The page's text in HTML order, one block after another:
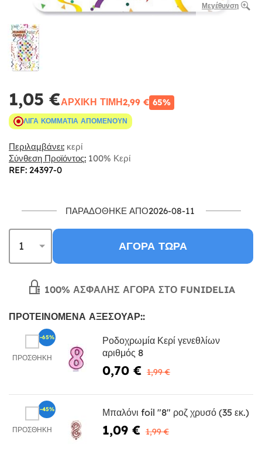
Μεγέθυνση
1,05 €ΑΡΧΙΚΉ ΤΙΜΉ2,99 € 65%
ΛΊΓΑ ΚΟΜΜΆΤΙΑ ΑΠΟΜΈΝΟΥΝ
Περιλαμβάνει: κερί
Σύνθεση Προϊόντος: 100% Κερί
REF: 24397-0
ΠΑΡΑΔΌΘΗΚΕ ΑΠΌ2026-08-11
ΑΓΟΡΆ ΤΏΡΑ
100% ΑΣΦΑΛΉΣ ΑΓΟΡΆ ΣΤΟ FUNIDELIA
ΠΡΟΤΕΙΝΌΜΕΝΑ ΑΞΕΣΟΥΆΡ::
ΠΡΟΣΘΉΚΗ
Ροδοχρωμία Κερί γενεθλίων
αριθμός 8
0,70 € 1,99 €
-65%
ΠΡΟΣΘΉΚΗ
Μπαλόνι foil "8" ροζ χρυσό (35 εκ.)
1,09 € 1,99 €
-45%